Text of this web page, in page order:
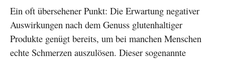
Ein oft übersehener Punkt: Die Erwartung negativer
Auswirkungen nach dem Genuss glutenhaltiger
Produkte genügt bereits, um bei manchen Menschen
echte Schmerzen auszulösen. Dieser sogenannte